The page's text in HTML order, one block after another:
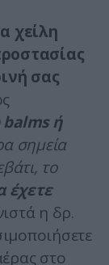
χείλη
σας
ή
σημεία
το
έχετε
η δρ.
στο